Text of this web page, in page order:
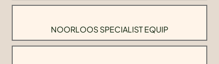
NOORLOOS SPECIALIST EQUIP